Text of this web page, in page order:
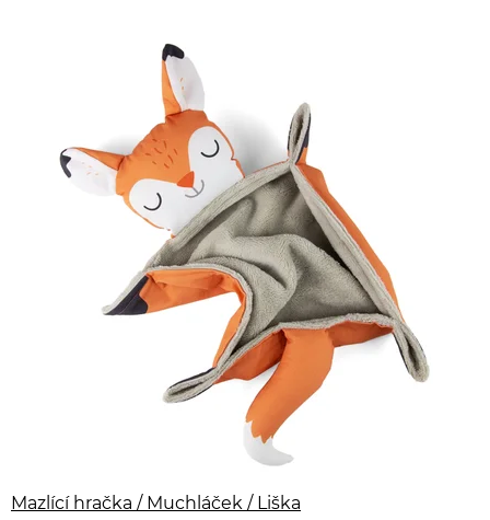
Mazlící hračka / Muchláček / Liška